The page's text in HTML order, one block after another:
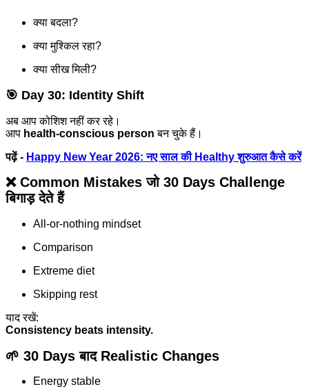
क्या बदला?
क्या मुश्किल रहा?
क्या सीख मिली?
🎯 Day 30: Identity Shift
अब आप कोशिश नहीं कर रहे।
आप health-conscious person बन चुके हैं।
पढ़ें - Happy New Year 2026: नए साल की Healthy शुरुआत कैसे करें
❌ Common Mistakes जो 30 Days Challenge
बिगाड़ देते हैं
All-or-nothing mindset
Comparison
Extreme diet
Skipping rest
याद रखें:
Consistency beats intensity.
🌱 30 Days बाद Realistic Changes
Energy stable